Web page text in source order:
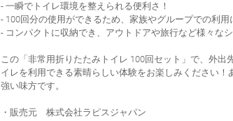
- 一瞬でトイレ環境を整えられる便利さ！
- 100回分の使用ができるため、家族やグループでの利用
- コンパクトに収納でき、アウトドアや旅行など様々なシ
この「非常用折りたたみトイレ 100回セット」で、外出
イレを利用できる素晴らしい体験をお楽しみください！
強い味方です。
・販売元 株式会社ラピスジャパン